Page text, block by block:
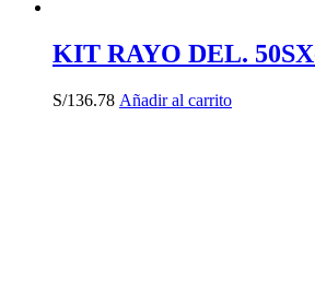
KIT RAYO DEL.
S/136.78 Añadir al carrito